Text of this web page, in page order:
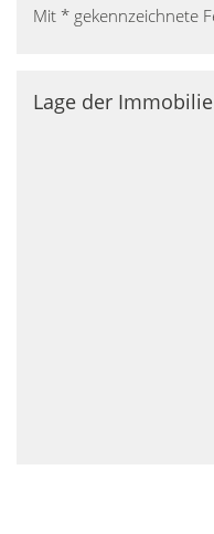
Mit * gekennzeichnete
Lage der Immobilie